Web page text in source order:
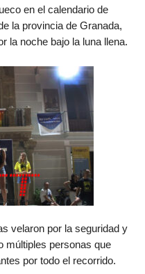
en el calendario de
la provincia de Granada,
la noche bajo la luna llena.
velaron por la seguridad y
múltiples personas que
por todo el recorrido.